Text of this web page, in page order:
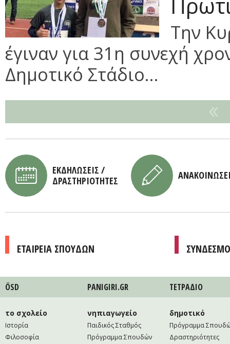
Την
έγιναν για 31η συνεχή
Δημοτικό Στάδιο...
ΕΚΔΗΛΩΣΕΙΣ /
ΔΡΑΣΤΗΡΙΟΤΗΤΕΣ
ΕΤΑΙΡΕΙΑ ΣΠΟΥΔΩΝ
ÖSD PANIGIRI.GR ΤΕΤΡAΔΙΟ
το σχολείο
Ιστορία
Φιλοσοφία
νηπιαγωγείο
Παιδικός Σταθμός
Πρόγραμμα Σπουδών
δημοτικό
Πρόγραμμα
Δραστηριότητες